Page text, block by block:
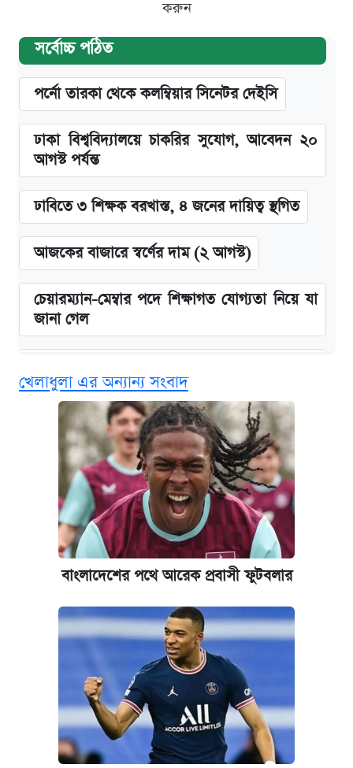
করুন
সর্বোচ্চ পঠিত
পর্নো তারকা থেকে কলম্বিয়ার সিনেটর দেইসি
ঢাকা বিশ্ববিদ্যালয়ে চাকরির সুযোগ, আবেদন ২০
আগস্ট পর্যন্ত
ঢাবিতে ৩ শিক্ষক বরখাস্ত, ৪ জনের দায়িত্ব স্থগিত
আজকের বাজারে স্বর্ণের দাম (২ আগস্ট)
চেয়ারম্যান-মেম্বার পদে শিক্ষাগত যোগ্যতা নিয়ে যা
জানা গেল
ভাতা
জুলাই স্মৃতি জাদুঘরে যেতে টিকিট কাটবেন যেভাবে
দেশের বাজারে ফের বেড়েছে সোনার দাম
ঢাবির সূর্যসেন হলে সমকামিতার অভিযোগে দুইজন
আটক
ভাতা-উপবৃত্তির আবেদন শুরু, জেনে নিন পদ্ধতি
‘গুলশানের চামেলি’ তে যৌনকর্মীর দালাল অ্যাডলফ
আজ শুক্রবার রাজধানীর যেসব মার্কেট-দোকানপাট
খেলাধুলা এর অন্যান্য সংবাদ
বাংলাদেশের পথে আরেক প্রবাসী ফুটবলার